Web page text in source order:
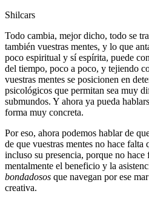
Shilcars
Todo cambia, mejor dicho, todo se
también vuestras mentes, y lo que
poco espiritual y sí espírita, puede
del tiempo, poco a poco, y tejiendo
vuestras mentes se posicionen en
psicológicos que permitan sea muy
submundos. Y ahora ya pueda
forma muy concreta.
Por eso, ahora podemos hablar de
de que vuestras mentes no hace falta
incluso su presencia, porque no
mentalmente el beneficio y la
bondadosos que navegan por ese
creativa.